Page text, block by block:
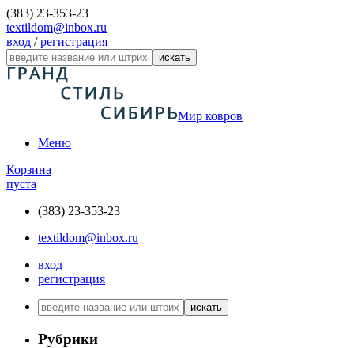
(383) 23-353-23
textildom@inbox.ru
вход /регистрация
искать
Мир ковров
Меню
Корзина
пуста
(383) 23-353-23
textildom@inbox.ru
вход
регистрация
искать
Рубрики